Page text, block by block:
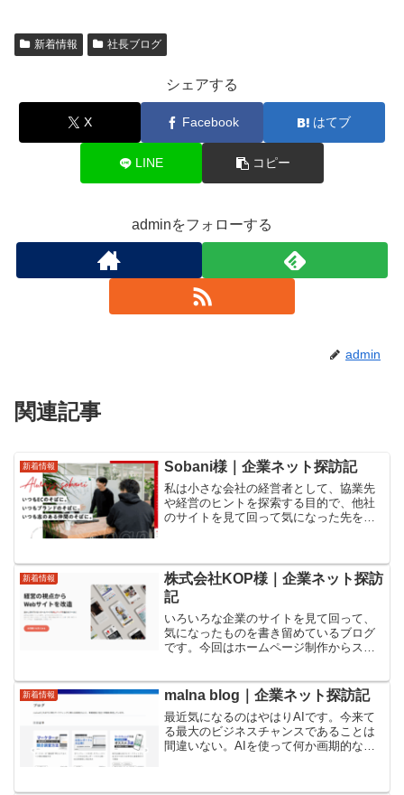
c
e
o
o
tt
er
e
n
新着情報 社長ブログ
シェアする
X Facebook はてブ
LINE コピー
adminをフォローする
admin
関連記事
新着情報 Sobani様｜企業ネット探訪記
私は小さな会社の経営者として、協業先
や経営のヒントを探索する目的で、他社
のサイトを見て回って気になった先をブ
いうサイトを知ることになりました。な
んと、Amazon販...
新着情報
株式会社KOP様｜企業ネット探訪
記
いろいろな企業のサイトを見て回って、
気になったものを書き留めているブログ
です。今回はホームページ制作からスタ
（ケーオーピー）複数のサイトを運営し
ておられます。株式会社K...
新着情報 malna blog｜企業ネット探訪記
最近気になるのはやはりAIです。今来て
る最大のビジネスチャンスであることは
間違いない。AIを使って何か画期的なこ
関連の記事に目を通すようにしているの